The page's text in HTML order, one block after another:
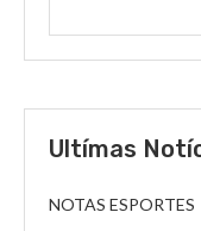
Ultímas
NOTAS ESPORTES